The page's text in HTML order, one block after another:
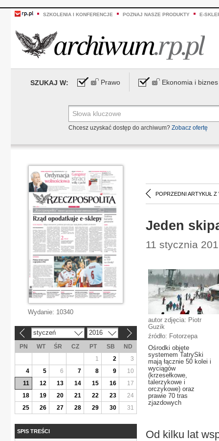
SZKOLENIA I KONFERENCJE POZNAJ NASZE PRODUKTY E-
SZUKAJ W: Prawo Ekonomia i biznes
Chcesz uzyskać dostęp do archiwum? Zobacz ofertę
POPRZEDNI ARTYKUŁ Z
Jeden
11 stycznia
autor zdjęcia: Piotr
Guzik
źródło: Fotorzepa
Ośrodki objęte
systemem TatrySki
mają łącznie 50 kolei i
wyciągów
(krzesełkowe,
talerzykowe i
orczykowe) oraz
prawie 70 tras
zjazdowych
Od kilku lat
Wydanie: 10340
styczeń 2016
PN WT ŚR CZ PT SB
ND
1
2
3
4
5 6 7 8 9
10
11
12 13 14 15 16
17
18
19 20 21 22 23
24
25
26 27 28 29 30 31
SPIS TREŚCI